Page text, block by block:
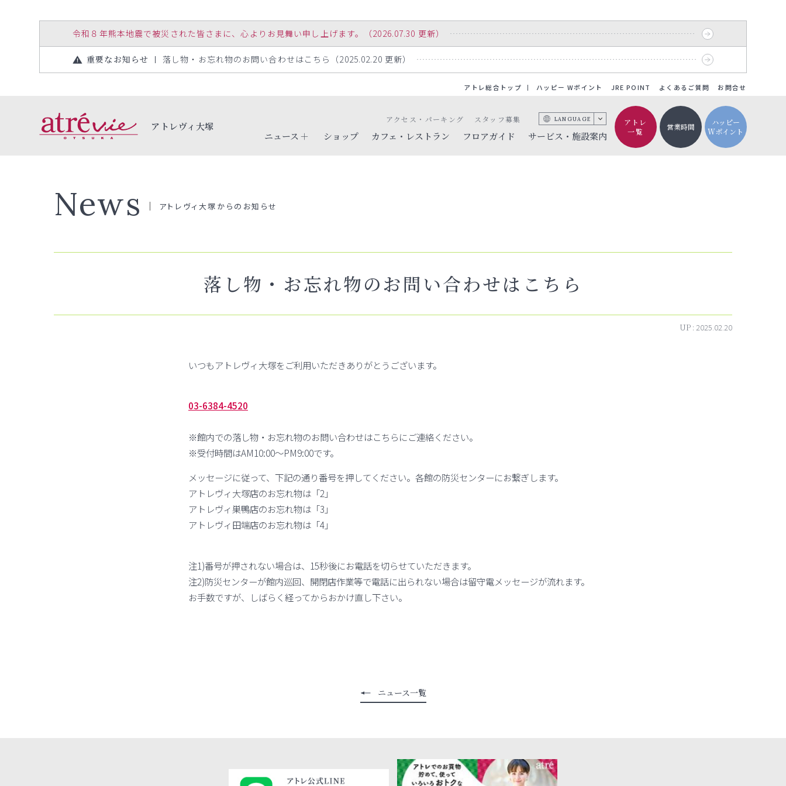
令和８年熊本地震で被災された皆さまに、心よりお見舞い申し上げます。（2026.07.30 更新）
重要なお知らせ 落し物・お忘れ物のお問い合わせはこちら（2025.02.20 更新）
アトレ総合トップ ハッピー Wポイント JRE POINT よくあるご質問 お問合せ
アトレヴィ大塚
ニュース
ショップ カフェ・レストラン フロアガイド サービス・施設案内
アクセス・パーキング スタッフ募集 LANGUAGE
アトレ
一覧
営業時間
ハッピー
Wポイント
News アトレヴィ大塚からのお知らせ
落し物・お忘れ物のお問い合わせはこちら
UP : 2025.02.20
いつもアトレヴィ大塚をご利用いただきありがとうございます。
03-6384-4520
※館内での落し物・お忘れ物のお問い合わせはこちらにご連絡ください。
※受付時間はAM10:00～PM9:00です。
メッセージに従って、下記の通り番号を押してください。各館の防災センターにお繋ぎします。
アトレヴィ大塚店のお忘れ物は「2」
アトレヴィ巣鴨店のお忘れ物は「3」
アトレヴィ田端店のお忘れ物は「4」
注1)番号が押されない場合は、15秒後にお電話を切らせていただきます。
注2)防災センターが館内巡回、開閉店作業等で電話に出られない場合は留守電メッセージが流れます。
お手数ですが、しばらく経ってからおかけ直し下さい。
ニュース一覧